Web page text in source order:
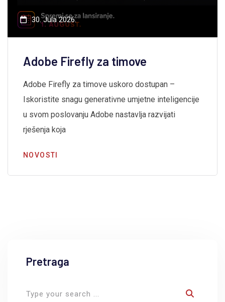
30. Jula 2026.
Adobe Firefly za timove
Adobe Firefly za timove uskoro dostupan –
Iskoristite snagu generativne umjetne inteligencije
u svom poslovanju Adobe nastavlja razvijati
rješenja koja
NOVOSTI
Pretraga